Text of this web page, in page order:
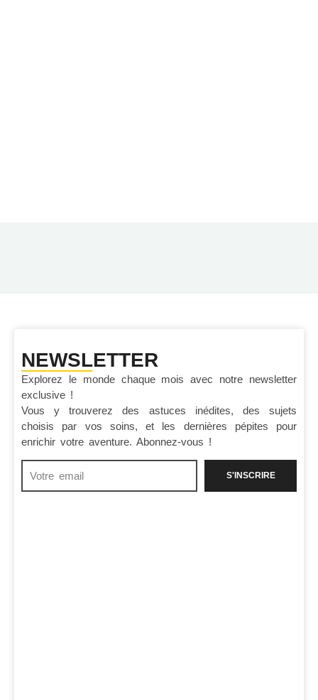
NEWSLETTER
Explorez le monde chaque mois avec notre newsletter
exclusive !
Vous y trouverez des astuces inédites, des sujets
choisis par vos soins, et les dernières pépites pour
enrichir votre aventure. Abonnez-vous !
S'INSCRIRE